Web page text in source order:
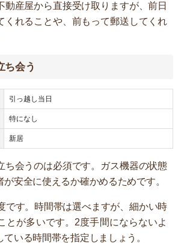
動産屋から直接受け取りますが、前日
くれることや、前もって郵送してくれ
ち会う
引っ越し当日
特になし
新居
ち会うのは必須です。ガス機器の状態
安全に使えるか確かめるためです。
です。時間帯は選べますが、細かい時
とが多いです。2度手間にならないよ
ている時間帯を指定しましょう。